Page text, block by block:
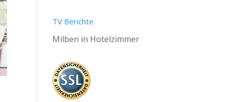
TV Berichte
Milben in Hotelzimmer